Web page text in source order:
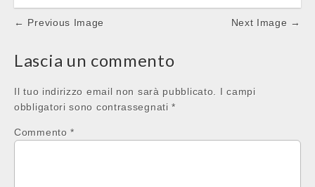
Post
← Previous Image Next Image →
Lascia un commento
Il tuo indirizzo email non sarà pubblicato.
I campi
obbligatori sono contrassegnati*
Commento*